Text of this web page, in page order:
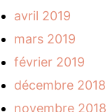
avril 2019
mars 2019
février 2019
décembre 2018
novembre 2018